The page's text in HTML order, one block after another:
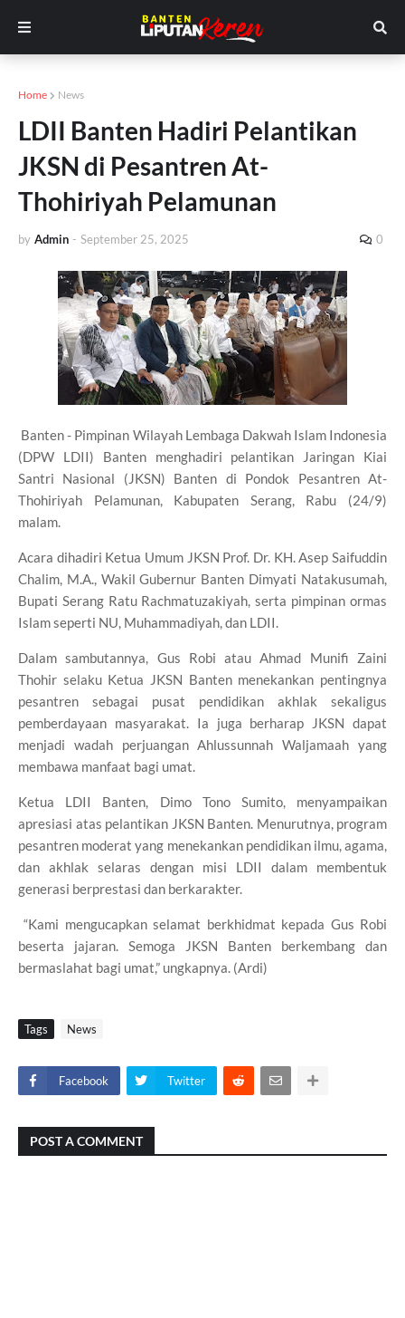
Home News
LDII Banten Hadiri Pelantikan
JKSN di Pesantren At-
Thohiriyah Pelamunan
by Admin - September 25, 2025 0
Banten - Pimpinan Wilayah Lembaga Dakwah Islam Indonesia
(DPW LDII) Banten menghadiri pelantikan Jaringan Kiai
Santri Nasional (JKSN) Banten di Pondok Pesantren At-
Thohiriyah Pelamunan, Kabupaten Serang, Rabu (24/9)
malam.
Acara dihadiri Ketua Umum JKSN Prof. Dr. KH. Asep Saifuddin
Chalim, M.A., Wakil Gubernur Banten Dimyati Natakusumah,
Bupati Serang Ratu Rachmatuzakiyah, serta pimpinan ormas
Islam seperti NU, Muhammadiyah, dan LDII.
Dalam sambutannya, Gus Robi atau Ahmad Munifi Zaini
Thohir selaku Ketua JKSN Banten menekankan pentingnya
pesantren sebagai pusat pendidikan akhlak sekaligus
pemberdayaan masyarakat. Ia juga berharap JKSN dapat
menjadi wadah perjuangan Ahlussunnah Waljamaah yang
membawa manfaat bagi umat.
Ketua LDII Banten, Dimo Tono Sumito, menyampaikan
apresiasi atas pelantikan JKSN Banten. Menurutnya, program
pesantren moderat yang menekankan pendidikan ilmu, agama,
dan akhlak selaras dengan misi LDII dalam membentuk
generasi berprestasi dan berkarakter.
“Kami mengucapkan selamat berkhidmat kepada Gus Robi
beserta jajaran. Semoga JKSN Banten berkembang dan
bermaslahat bagi umat,” ungkapnya. (Ardi)
Tags News
Facebook Twitter
POST A COMMENT